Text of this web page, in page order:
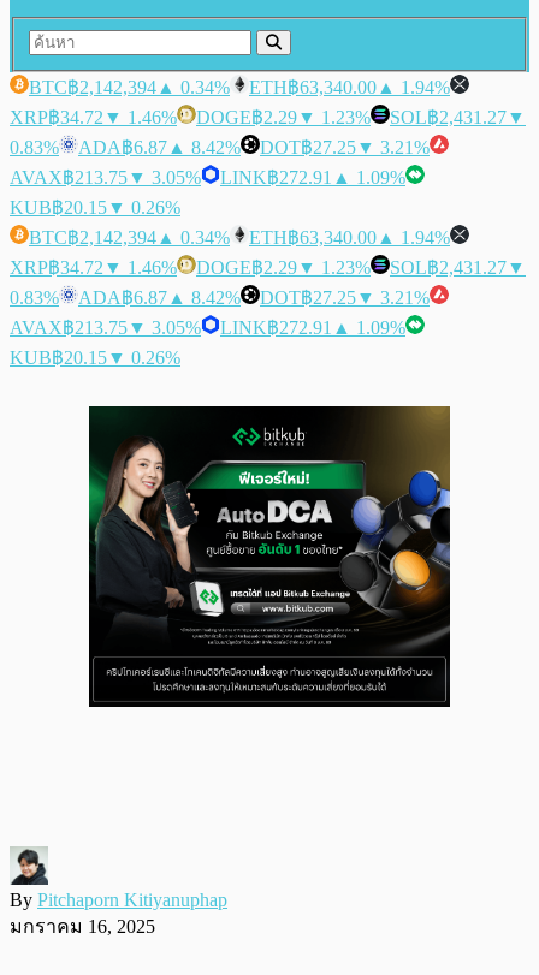
BTC฿2,142,394 ▲ 0.34% ETH฿63,340.00 ▲ 1.94%
XRP฿34.72 ▼ 1.46% DOGE฿2.29▼ 1.23% SOL฿2,431.27▼
0.83%
ADA฿6.87 ▲ 8.42% DOT฿27.25▼ 3.21%
AVAX฿213.75▼ 3.05% LINK฿272.91 ▲ 1.09%
KUB฿20.15▼ 0.26%
BTC฿2,142,394 ▲ 0.34% ETH฿63,340.00 ▲ 1.94%
XRP฿34.72 ▼ 1.46% DOGE฿2.29▼ 1.23% SOL฿2,431.27▼
0.83%
ADA฿6.87 ▲ 8.42% DOT฿27.25▼ 3.21%
AVAX฿213.75▼ 3.05% LINK฿272.91 ▲ 1.09%
KUB฿20.15▼ 0.26%
By Pitchaporn Kitiyanuphap
มกราคม 16, 2025